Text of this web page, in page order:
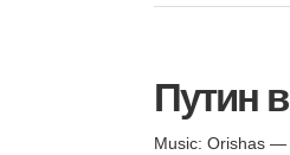
Путин
Music: Orishas